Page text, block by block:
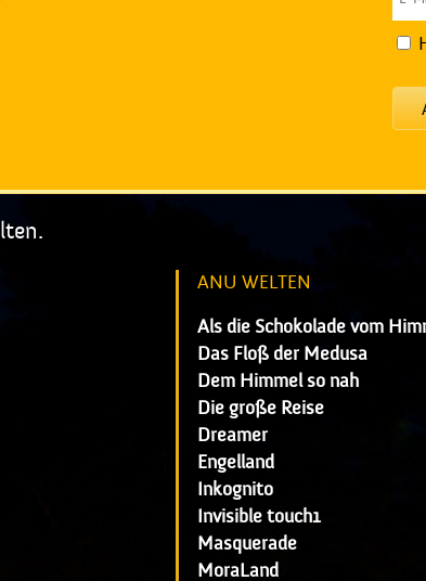
ANU WELTEN
Als die Schokolade vom
Das Floß der Medusa
Dem Himmel so nah
Die große Reise
Dreamer
Engelland
Inkognito
Invisible touch1
Masquerade
MoraLand